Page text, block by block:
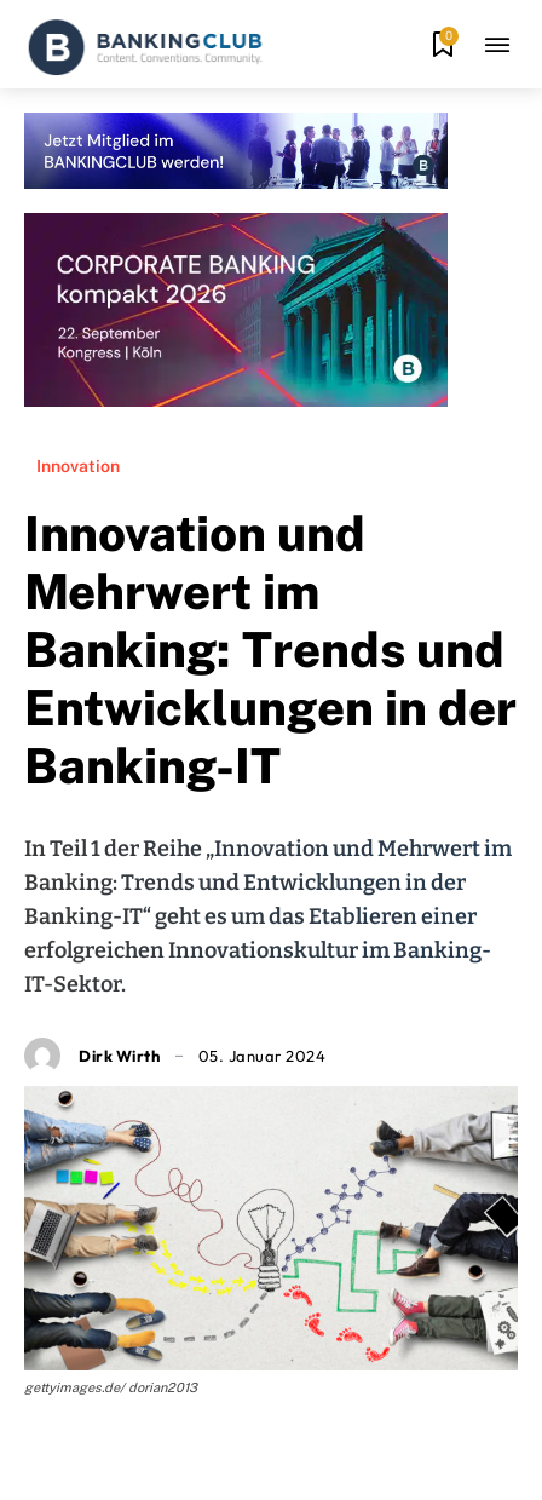
0
Innovation
Innovation und
Mehrwert im
Banking: Trends und
Entwicklungen in der
Banking-IT
In Teil 1 der Reihe „Innovation und Mehrwert im
Banking: Trends und Entwicklungen in der
Banking-IT“ geht es um das Etablieren einer
erfolgreichen Innovationskultur im Banking-
IT-Sektor.
Dirk Wirth 05. Januar 2024
gettyimages.de/ dorian2013